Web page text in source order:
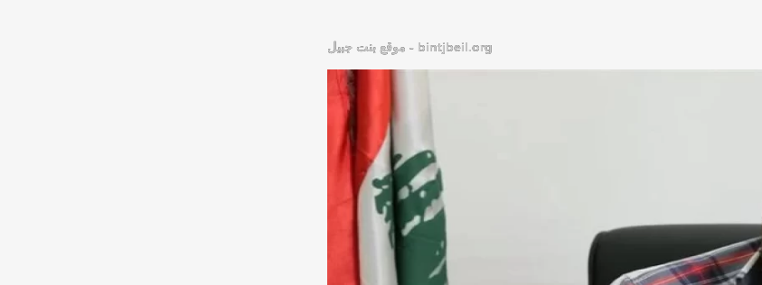
bintjbeil.org - موقع بنت جبيل